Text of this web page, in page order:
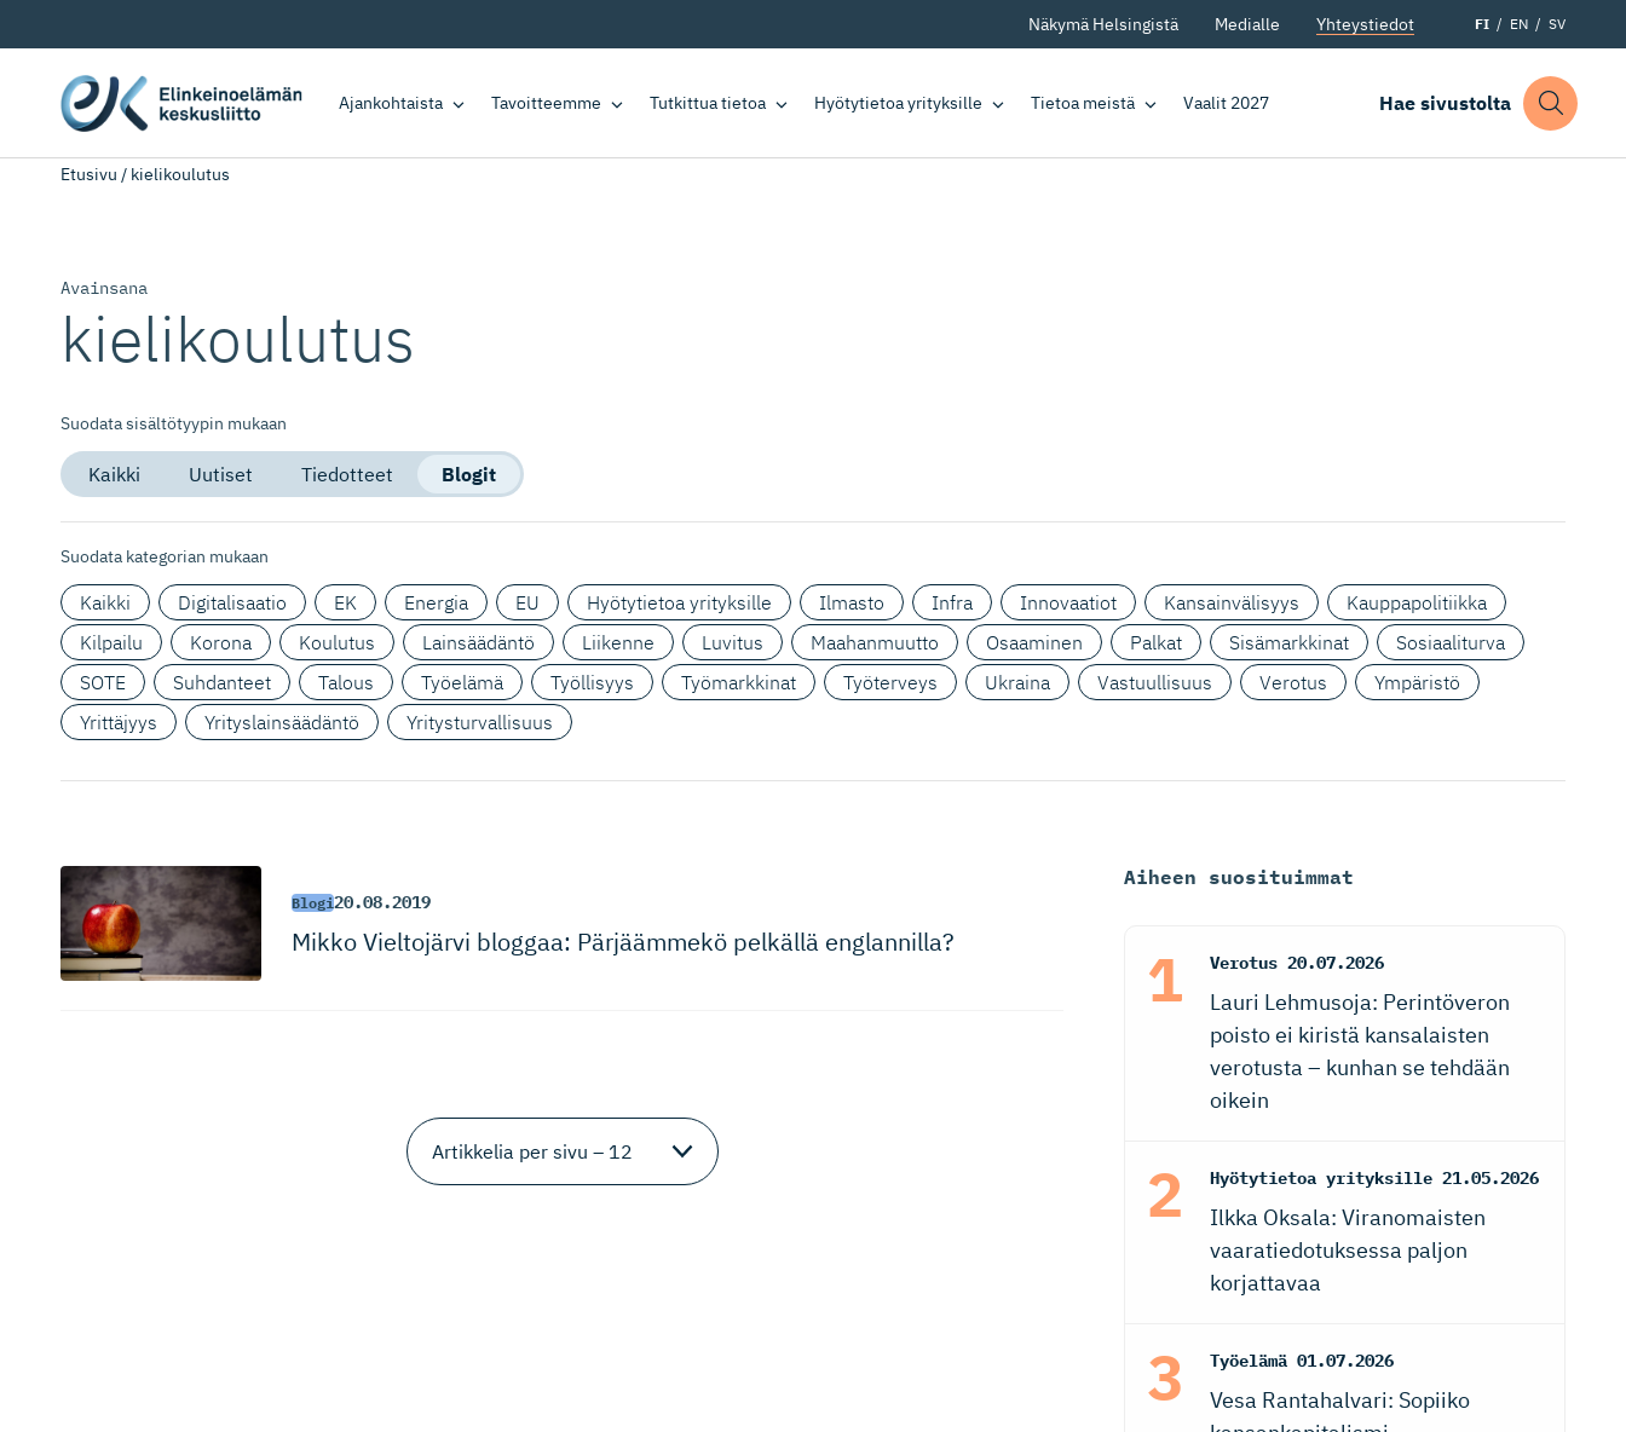
Näkymä Helsingistä Medialle Yhteystiedot FI EN SV
Ajankohtaista Tavoitteemme Tutkittua tietoa Hyötytietoa yrityksille Tietoa meistä Vaalit 2027 Hae sivustolta
Etusivu / kielikoulutus
Avainsana
kielikoulutus
Suodata sisältötyypin mukaan
Kaikki Uutiset Tiedotteet Blogit
Suodata kategorian mukaan
Kaikki Digitalisaatio EK Energia EU Hyötytietoa yrityksille Ilmasto Infra Innovaatiot Kansainvälisyys
Kauppapolitiikka
Kilpailu
Korona Koulutus Lainsäädäntö Liikenne Luvitus Maahanmuutto Osaaminen Palkat Sisämarkkinat
Sosiaaliturva
SOTE
Suhdanteet Talous Työelämä Työllisyys Työmarkkinat Työterveys Ukraina Vastuullisuus Verotus
Ympäristö
Yrittäjyys
Yrityslainsäädäntö Yritysturvallisuus
Blogi20.08.2019
Mikko Vieltojärvi bloggaa: Pärjäämmekö pelkällä englannilla?
Aiheen suosituimmat
Verotus 20.07.2026
Lauri Lehmusoja: Perintöveron
poisto ei kiristä kansalaisten
verotusta – kunhan se tehdään
oikein
Hyötytietoa yrityksille 21.05.2026
Ilkka Oksala: Viranomaisten
vaaratiedotuksessa paljon
korjattavaa
Työelämä 01.07.2026
Vesa Rantahalvari: Sopiiko